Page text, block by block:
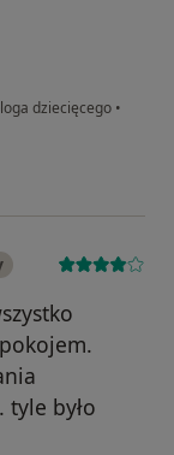
dziecięcego •
tyle było